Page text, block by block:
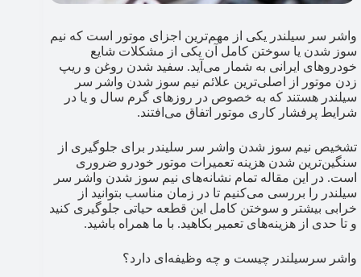
واشر سر سیلندر یکی از مهم‌ترین اجزای موتور است که نیم
سوز شدن یا سوختن کامل آن یکی از مشکلات شایع
خودروهای ایرانی به شمار می‌آید. سفید شدن روغن و ریپ
زدن موتور از اصلی‌ترین علائم نیم سوز شدن واشر سر
سیلندر هستند که به خصوص در روزهای گرم سال و یا در
شرایط پرفشار کاری موتور اتفاق می‌افتند.
تشخیص نیم سوز شدن واشر سر سلیندر برای جلوگیری از
سنگین‌ترین شدن هزینه تعمیرات موتور خودرو ضروری
است. در این مقاله تمام نشانه‌های نیم سوز شدن واشر سر
سیلندر را بررسی می‌کنیم تا در زمان مناسب بتوانید از
خرابی بیشتر و سوختن کامل این قطعه حیاتی جلوگیری کنید
و تا حدی از هزینه‌های تعمیر بکاهید. با ما همراه باشید.
واشر سرسیلندر چیست و چه وظیفه‌ای دارد؟